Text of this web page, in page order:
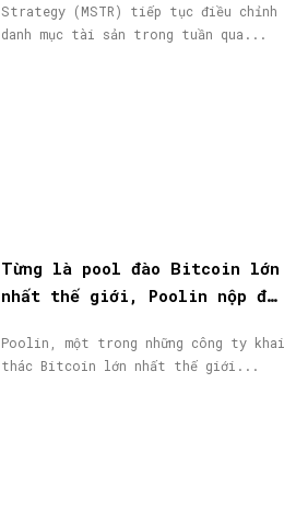
Strategy (MSTR) tiếp tục điều chỉnh
danh mục tài sản trong tuần qua...
Từng là pool đào Bitcoin lớn
nhất thế giới, Poolin nộp đơn
Poolin, một trong những công ty khai
thác Bitcoin lớn nhất thế giới...